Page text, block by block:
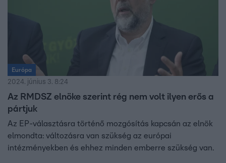
Európa
2024. június 3. 8:24
Az RMDSZ elnöke szerint rég nem volt ilyen erős a
pártjuk
Az EP-választásra történő mozgósítás kapcsán az elnök
elmondta: változásra van szükség az európai
intézményekben és ehhez minden emberre szükség van.